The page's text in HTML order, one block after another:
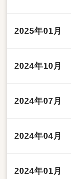
2025年01月
2024年10月
2024年07月
2024年04月
2024年01月